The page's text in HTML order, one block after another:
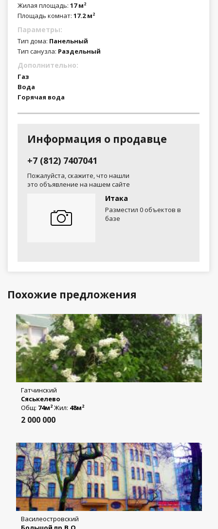
Жилая площадь: 17 м2
Площадь комнат: 17.2 м2
Параметры:
Тип дома: Панельный
Тип санузла: Раздельный
Дополнительно:
Газ
Вода
Горячая вода
Информация о продавце
+7 (812) 7407041
Пожалуйста, скажите, что нашли
это объявление на нашем сайте
Итака
Разместил 0 объектов в
базе
Похожие предложения
Гатчинский
Сяськелево
Общ: 74м2 Жил: 48м2
2 000 000
Василеостровский